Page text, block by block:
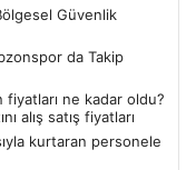
Güvenlik
da Takip
fiyatları ne kadar oldu?
alış satış fiyatları
kurtaran personele